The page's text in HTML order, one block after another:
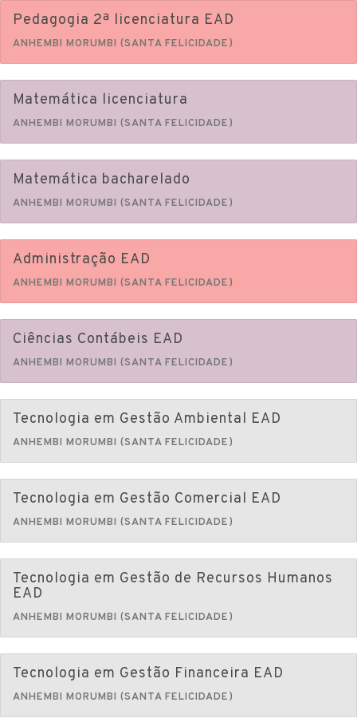
Pedagogia 2ª licenciatura EAD
ANHEMBI MORUMBI (SANTA FELICIDADE)
Matemática licenciatura
ANHEMBI MORUMBI (SANTA FELICIDADE)
Matemática bacharelado
ANHEMBI MORUMBI (SANTA FELICIDADE)
Administração EAD
ANHEMBI MORUMBI (SANTA FELICIDADE)
Ciências Contábeis EAD
ANHEMBI MORUMBI (SANTA FELICIDADE)
Tecnologia em Gestão Ambiental EAD
ANHEMBI MORUMBI (SANTA FELICIDADE)
Tecnologia em Gestão Comercial EAD
ANHEMBI MORUMBI (SANTA FELICIDADE)
Tecnologia em Gestão de Recursos Humanos
EAD
ANHEMBI MORUMBI (SANTA FELICIDADE)
Tecnologia em Gestão Financeira EAD
ANHEMBI MORUMBI (SANTA FELICIDADE)